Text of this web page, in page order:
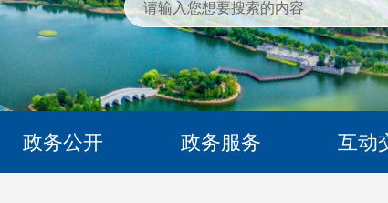
政务公开 政务服务 互动